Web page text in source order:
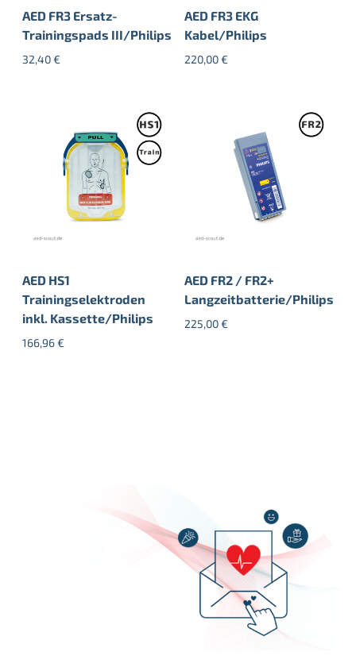
AED FR3 Ersatz-
Trainingspads III/Philips
32,40€
AED FR3 EKG
Kabel/Philips
220,00€
AED HS1
Trainingselektroden
inkl. Kassette/Philips
166,96€
AED FR2 / FR2+
Langzeitbatterie/Philips
225,00€